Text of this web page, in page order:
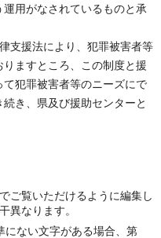
用がなされているものと承
支援法により、犯罪被害者等
ますところ、この制度と援
犯罪被害者等のニーズにで
き、県及び援助センターと
ご覧いただけるように編集し
異なります。
にない文字がある場合、第